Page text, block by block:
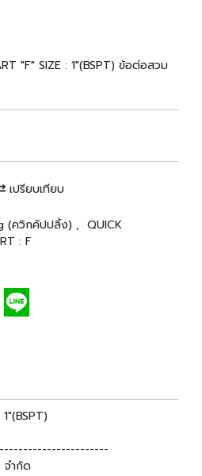
"F" SIZE : 1"(BSPT) ข้อต่อสวม
เปรียบเทียบ
(ควิกคัปปลิ้ง) , QUICK
: F
จำกัด